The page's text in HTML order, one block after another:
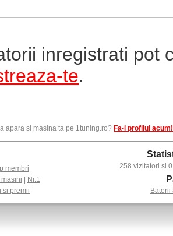
inregistrati pot
te.
apara si masina ta pe 1tuning.ro? Fa-i profilul acum!
membri
masini
Nr.1
si premii
258 vizitatori si